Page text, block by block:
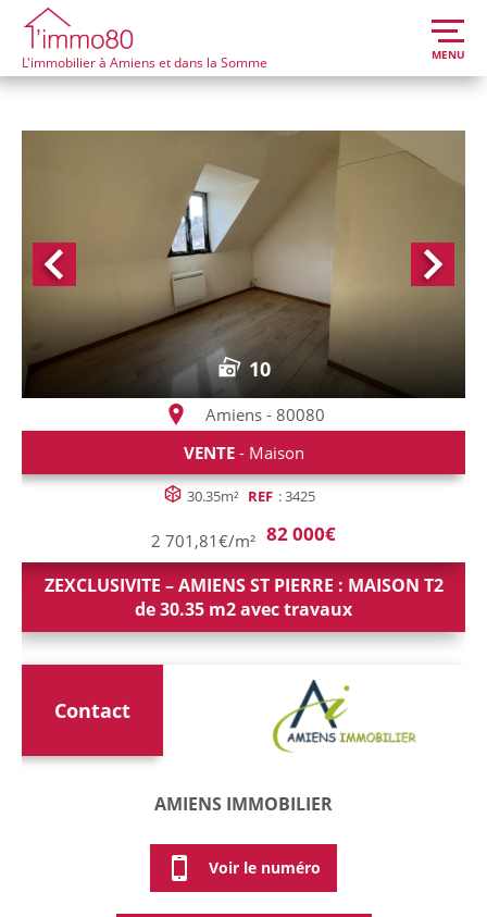
L'immobilier à Amiens et dans la Somme MENU
10
Amiens - 80080
VENTE- Maison
30.35m² REF : 3425
2 701,81€/m² 82 000€
ZEXCLUSIVITE – AMIENS ST PIERRE : MAISON T2
de 30.35 m2 avec travaux
Contact
AMIENS IMMOBILIER
Voir le numéro